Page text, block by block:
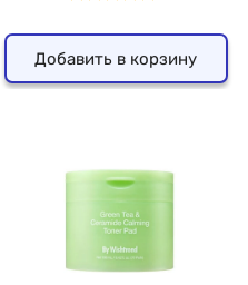
Добавить в корзину